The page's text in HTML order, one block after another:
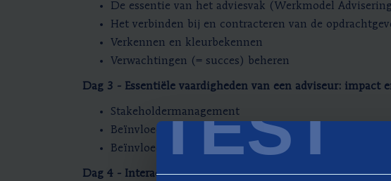
TEST
De essentie van het adviesvak (Werkmodel
Het verbinden bij en contracteren van de
Verkennen en kleurbekennen
Verwachtingen (= succes) beheren
Dag 3 - Essentiële vaardigheden van een adviseur: impact
Stakeholdermanagement
Beïnvloedingsstijlen en de expertvalkuil
Beïnvloedingsvaardigheden en authenticiteit
Dag 4 - Interactie met de opdrachtgever: presenteren en